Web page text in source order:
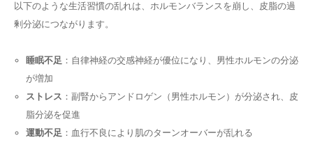
以下のような生活習慣の乱れは、ホルモンバランスを崩し、皮脂の過
剰分泌につながります。
睡眠不足 ：自律神経の交感神経が優位になり、男性ホルモンの分泌
が増加
ストレス ：副腎からアンドロゲン（男性ホルモン）が分泌され、皮
脂分泌を促進
運動不足 ：血行不良により肌のターンオーバーが乱れる